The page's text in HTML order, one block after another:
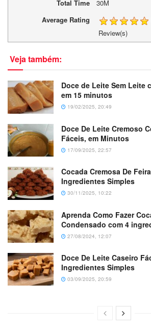
Total Time
30M
Average Rating
Review(s)
Veja também:
Doce de Leite Sem Leite
em 15 minutos
19/02/2025, 20:49
Doce De Leite Cremoso
Fáceis, em Minutos
17/09/2025, 22:57
Cocada Cremosa De
Ingredientes Simples
30/11/2025, 10:22
Aprenda Como Fazer
Condensado com 4
27/08/2024, 12:07
Doce De Leite Caseiro
Ingredientes Simples
03/09/2025, 20:59